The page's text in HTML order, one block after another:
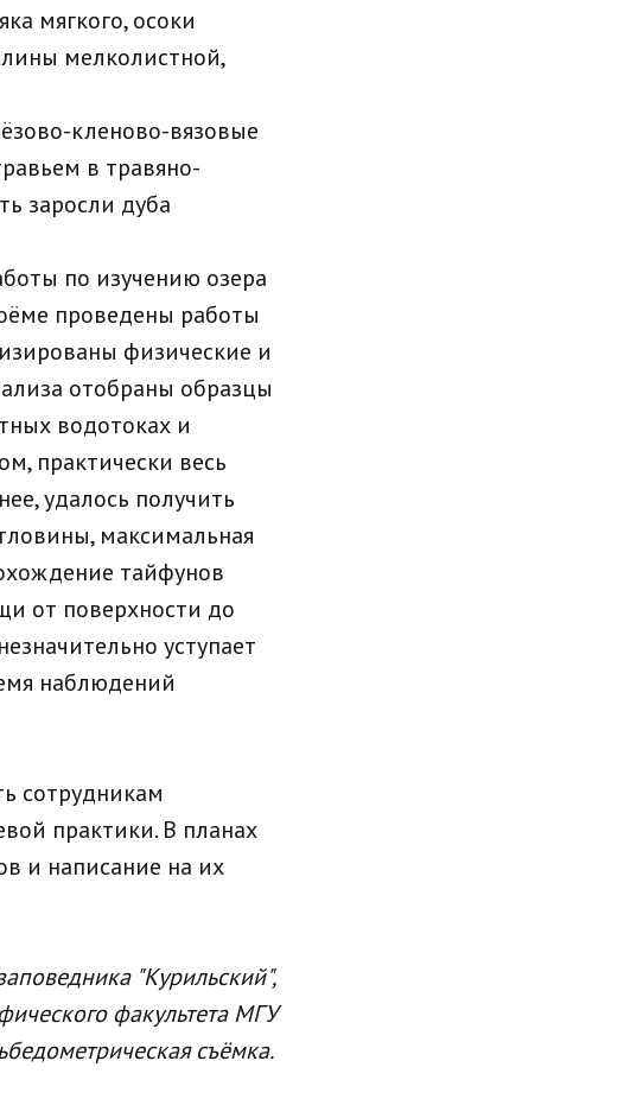
мягкого, осоки
мелколистной,
кленово-вязовые
в травяно-
заросли дуба
по изучению озера
проведены работы
физические и
отобраны образцы
водотоках и
практически весь
удалось получить
максимальная
тайфунов
от поверхности до
уступает
наблюдений
сотрудникам
практики. В планах
и написание на их
"Курильский",
факультета МГУ
съёмка.